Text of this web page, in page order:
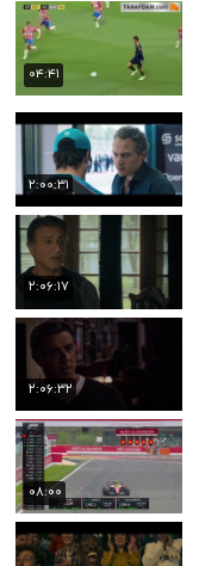
۰۴:۴۱
۲:۰۰:۳۱
۲:۰۶:۱۷
۲:۰۶:۳۲
۰۸:۰۰